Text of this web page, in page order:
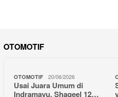
OTOMOTIF
OTOMOTIF 20/06/2026
Usai Juara Umum di
Indramayu, Shaqeel 12…